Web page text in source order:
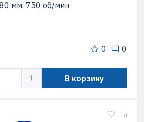
мм, 750 об/мин
0 0
В корзину